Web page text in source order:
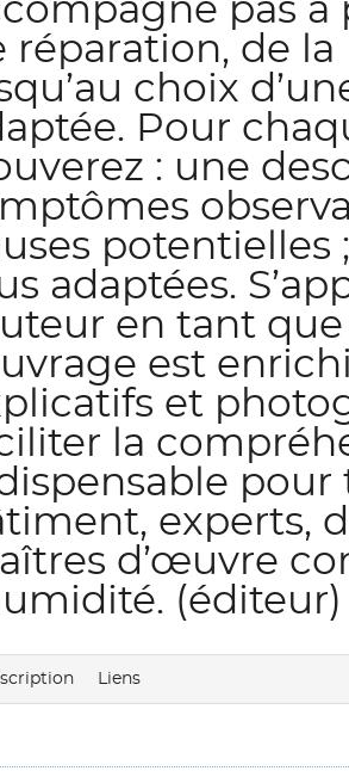
pas à
réparation, de
choix
Pour
: une
potentielles
adaptées.
en tant
est
et
la
pour
experts,
d’œuvre
(éditeur)
Liens